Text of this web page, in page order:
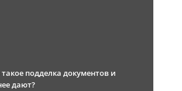
подделка документов и
дают?